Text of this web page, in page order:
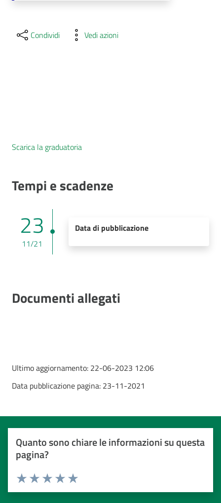
Condividi Vedi azioni
Scarica la graduatoria
Tempi e scadenze
23
11/21
Data di pubblicazione
Documenti allegati
Ultimo aggiornamento: 22-06-2023 12:06
Data pubblicazione pagina: 23-11-2021
Quanto sono chiare le informazioni su questa
pagina?
Valuta da 1 a 5 stelle
Valuta 5 stelle su 5
Valuta 4 stelle su 5
Valuta 3 stelle su 5
Valuta 2 stelle su 5
Valuta 1 stelle su 5